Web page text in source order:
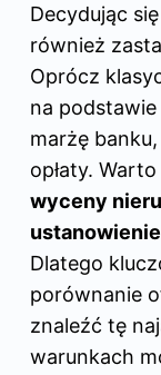
Decydując
również
Oprócz
na
marżę
opłaty.
wyceny
Dlatego
porównanie
znaleźć tę
warunkach